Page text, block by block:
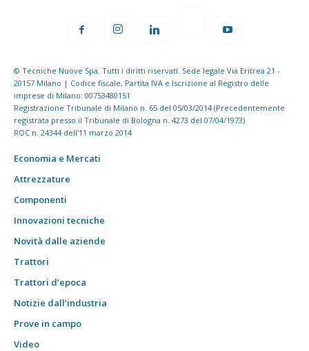
© Tecniche Nuove Spa. Tutti i diritti riservati. Sede legale Via Eritrea 21 -
20157 Milano | Codice fiscale, Partita IVA e Iscrizione al Registro delle
imprese di Milano: 00753480151
Registrazione Tribunale di Milano n. 65 del 05/03/2014 (Precedentemente
registrata presso il Tribunale di Bologna n. 4273 del 07/04/1973)
ROC n. 24344 dell'11 marzo 2014
Economia e Mercati
Attrezzature
Componenti
Innovazioni tecniche
Novità dalle aziende
Trattori
Trattori d’epoca
Notizie dall’industria
Prove in campo
Video